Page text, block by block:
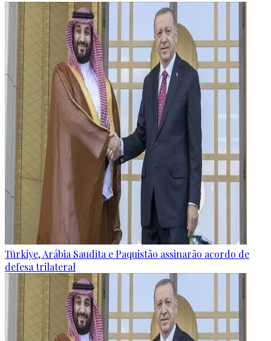
Türkiye, Arábia Saudita e Paquistão assinarão acordo de
defesa trilateral